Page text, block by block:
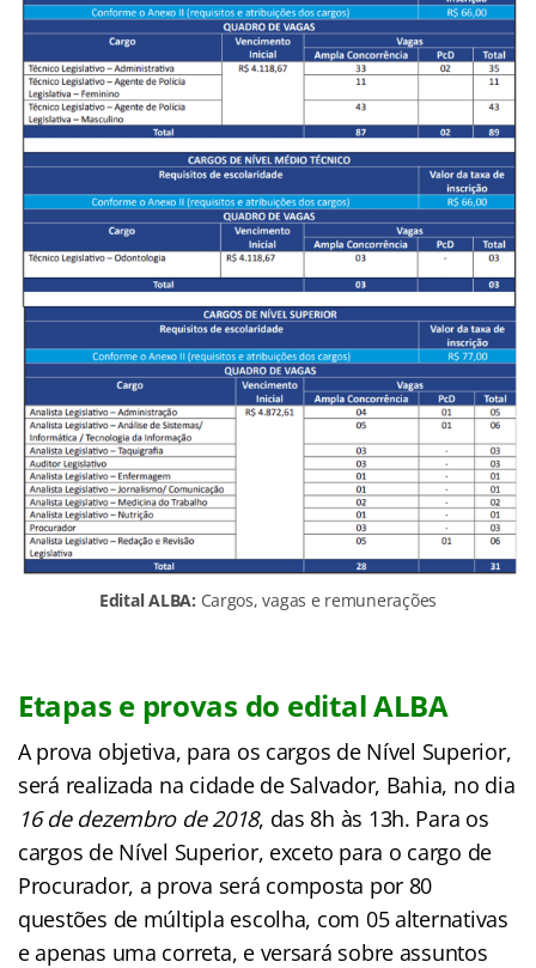
Edital ALBA: Cargos, vagas e remunerações
Etapas e provas do edital ALBA
A prova objetiva, para os cargos de Nível Superior,
será realizada na cidade de Salvador, Bahia, no dia
16 de dezembro de 2018, das 8h às 13h. Para os
cargos de Nível Superior, exceto para o cargo de
Procurador, a prova será composta por 80
questões de múltipla escolha, com 05 alternativas
e apenas uma correta, e versará sobre assuntos